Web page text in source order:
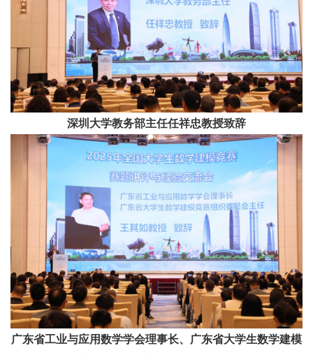
深圳大学教务部主任任祥忠教授致辞
广东省工业与应用数学学会理事长、广东省大学生数学建模